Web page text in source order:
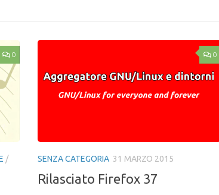
0
/
0
SENZA CATEGORIA 31 MARZO 2015
Rilasciato Firefox 37